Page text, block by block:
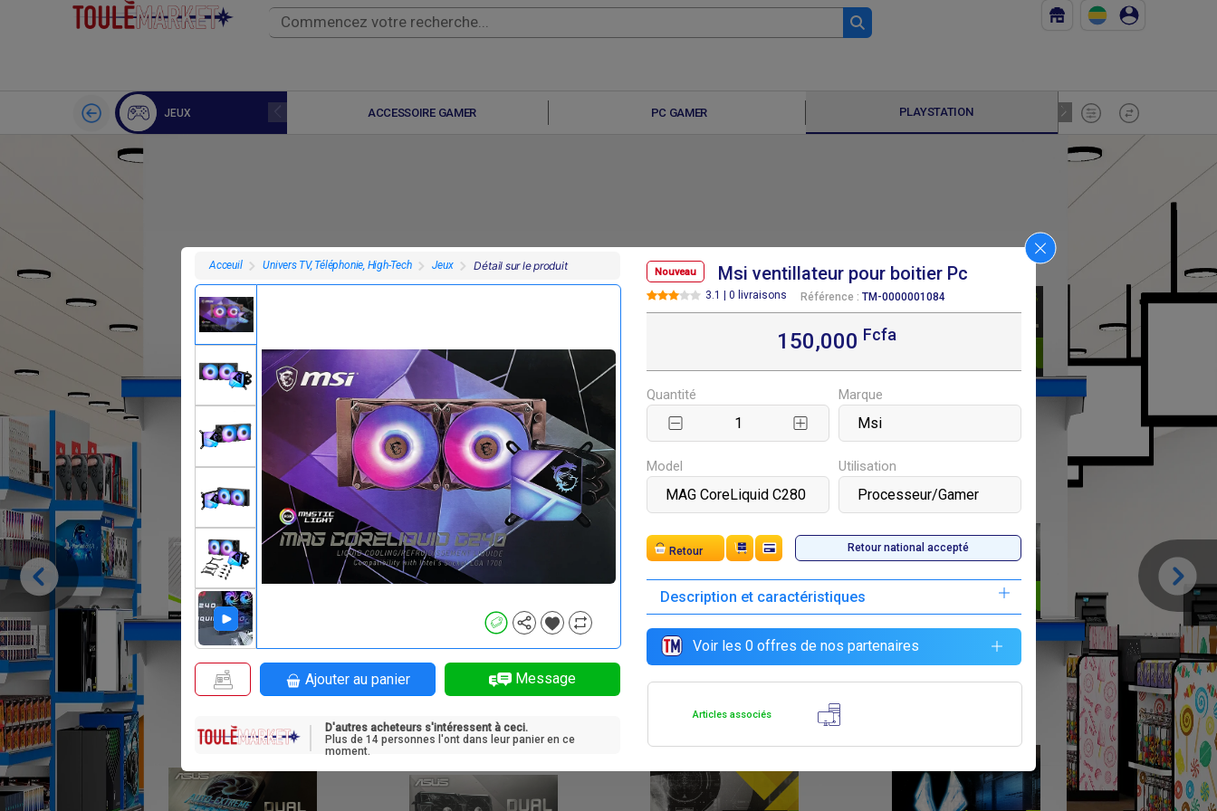
Acceuil Univers TV, Téléphonie, High-Tech Jeux Détail sur le produit
Ajouter au panier Message
D'autres acheteurs s'intéressent à ceci.
Plus de 14 personnes l'ont dans leur panier en ce
moment.
Nouveau Msi ventillateur pour boitier Pc
3.1 | 0 livraisons Référence : TM-0000001084
150,000 Fcfa
Quantité Marque
Model Utilisation
Retour Retour national accepté
Description et caractéristiques
Voir les 0 offres de nos partenaires
Articles associés
JEUX
TABLETTE ACCESSOIRE GAMER PC GAMER PLAYSTATION
100 000F 75 000F
0 250 000 500 000